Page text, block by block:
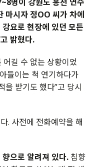
마시자정OO 씨가 차에
강요로 현장에 있던 모든
고 밝혔다.
어길 수 없는 상황이었
들이는 척 연기하다가
을 받기도 했다”고 당시
. 사전에 전화예약을 해
향으로 알려져 있다. 침향